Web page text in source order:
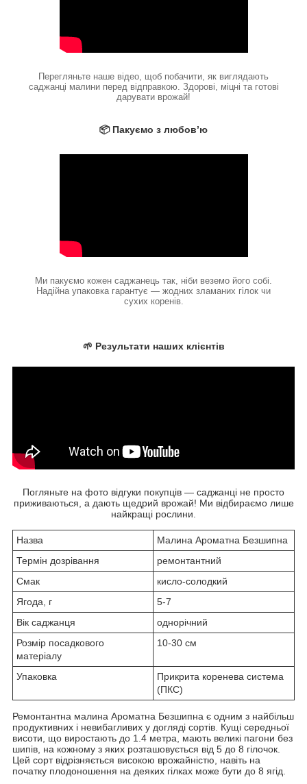
Перегляньте наше відео, щоб побачити, як виглядають
саджанці малини перед відправкою. Здорові, міцні та готові
дарувати врожай!
📦 Пакуємо з любов’ю
Ми пакуємо кожен саджанець так, ніби веземо його собі.
Надійна упаковка гарантує — жодних зламаних гілок чи
сухих коренів.
🌱 Результати наших клієнтів
Погляньте на фото відгуки покупців — саджанці не просто
приживаються, а дають щедрий врожай! Ми відбираємо лише
найкращі рослини.
Назва
Малина Ароматна Безшипна
Термін дозрівання
ремонтантний
Смак
кисло-солодкий
Ягода, г
5-7
Вік саджанця
однорічний
Розмір посадкового
матеріалу
10-30 см
Упаковка
Прикрита коренева система
(ПКС)
Ремонтантна малина Ароматна Безшипна є одним з найбільш
продуктивних і невибагливих у догляді сортів. Кущі середньої
висоти, що виростають до 1.4 метра, мають великі пагони без
шипів, на кожному з яких розташовується від 5 до 8 гілочок.
Цей сорт відрізняється високою врожайністю, навіть на
початку плодоношення на деяких гілках може бути до 8 ягід.